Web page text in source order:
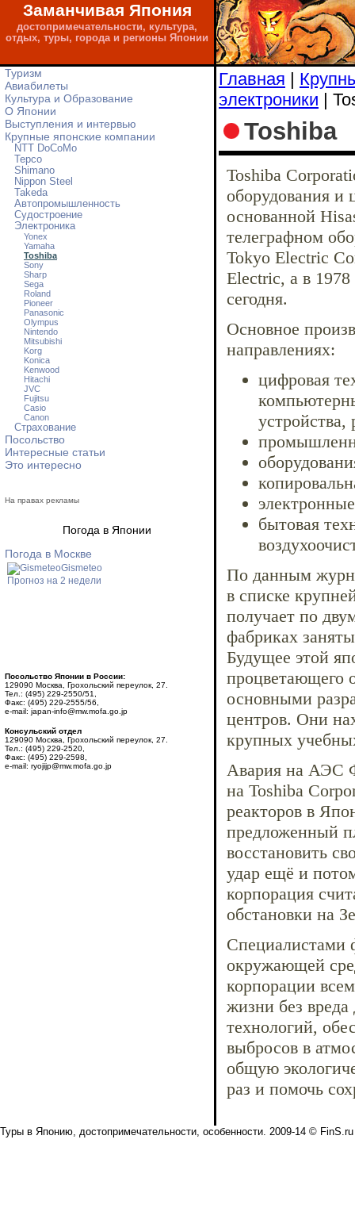
Заманчивая Япония
достопримечательности, культура,
отдых, туры, города и регионы Японии
Туризм
Авиабилеты
Культура и Образование
О Японии
Выступления и интервью
Крупные японские компании
NTT DoCoMo
Tepco
Shimano
Nippon Steel
Takeda
Автопромышленность
Судостроение
Электроника
Yonex
Yamaha
Toshiba
Sony
Sharp
Sega
Roland
Pioneer
Panasonic
Olympus
Nintendo
Mitsubishi
Korg
Konica
Kenwood
Hitachi
JVC
Fujitsu
Casio
Canon
Страхование
Посольство
Интересные статьи
Это интересно
На правах рекламы
Погода в Японии
Погода в Москве
Gismeteo
Прогноз на 2 недели
Посольство Японии в России:
129090 Москва, Грохольский переулок, 27.
Тел.: (495) 229-2550/51,
Факс: (495) 229-2555/56,
e-mail: japan-info@mw.mofa.go.jp
Консульский отдел
129090 Москва, Грохольский переулок, 27.
Тел.: (495) 229-2520,
Факс: (495) 229-2598,
e-mail: ryojijp@mw.mofa.go.jp
Главная |
электроники |
Toshiba
Toshiba
оборудования и
основанной
телеграфном
Tokyo Electric
Electric, а в 1978
сегодня.
Основное
направлениях:
цифровая
бытовая
По данным
в списке
получает по
фабриках
Будущее этой
процветающего
основными
центров. Они
крупных
Авария на АЭС
на Toshiba
реакторов в
предложенный
восстановить
удар ещё и
корпорация
обстановки на
Специалистами
окружающей
корпорации
жизни без
технологий,
выбросов в
общую
раз и помочь
Туры в Японию, достопримечательности, особенности. 2009-14 © FinS.ru